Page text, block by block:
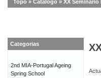
Topo » Catálogo » XX
Categorias
2nd MIA-Portugal Ageing
Spring School